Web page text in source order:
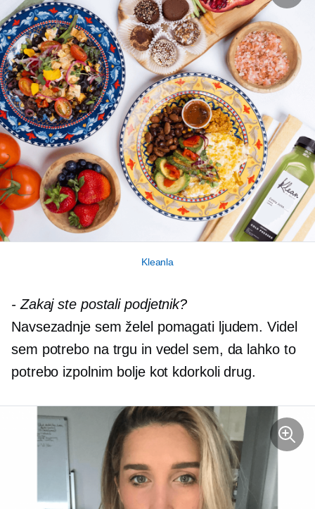
Kleanla
-Zakaj ste postali podjetnik?
Navsezadnje sem želel pomagati ljudem. Videl
sem potrebo na trgu in vedel sem, da lahko to
potrebo izpolnim bolje kot kdorkoli drug.